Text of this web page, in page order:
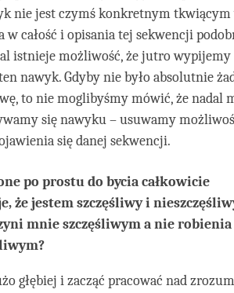
nie jest czymś konkretnym tkwiącym
w całość i opisania tej sekwencji
istnieje możliwość, że jutro wypijemy
nawyk. Gdyby nie było absolutnie
to nie moglibyśmy mówić, że nadal
się nawyku – usuwamy
się danej sekwencji.
po prostu do bycia całkowicie
że jestem szczęśliwy i
mnie szczęśliwym a nie robienia
głębiej i zacząć pracować nad